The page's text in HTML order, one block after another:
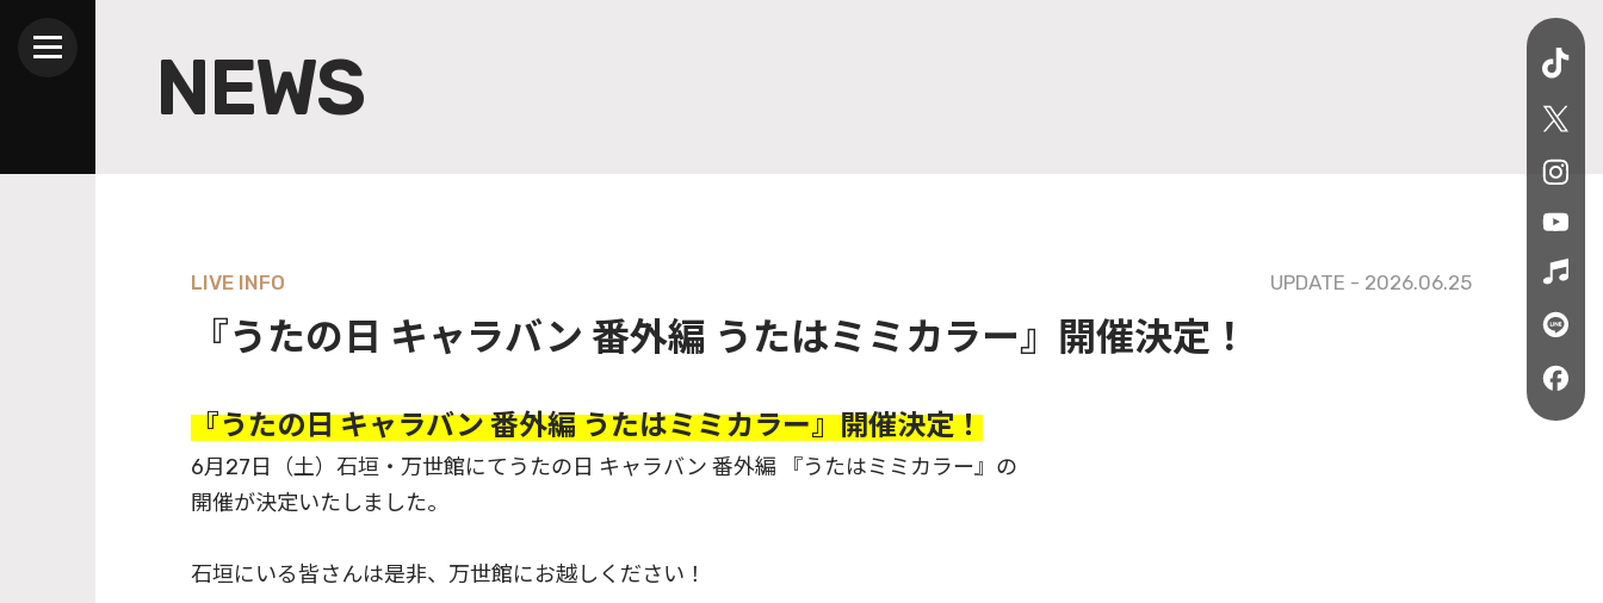
NEWS
LIVE INFO UPDATE - 2026.06.25
『うたの日 キャラバン 番外編 うたはミミカラー』開催決定！
『うたの日 キャラバン 番外編 うたはミミカラー』開催決定！
6月27日（土）石垣・万世館にてうたの日 キャラバン 番外編 『うたはミミカラー』の
開催が決定いたしました。
石垣にいる皆さんは是非、万世館にお越しください！